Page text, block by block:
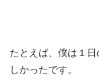
たとえば、僕は１
しかったです。